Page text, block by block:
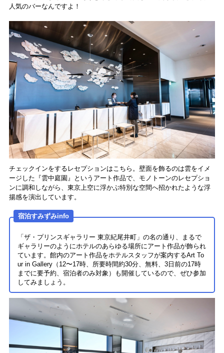
人気のバーなんですよ！
チェックインをするレセプションはこちら。壁面を飾るのは雲をイメ
ージした『雲中庭園』というアート作品で、モノトーンのレセプショ
ンに調和しながら、東京上空に浮かぶ特別な空間へ招かれたような浮
揚感を演出しています。
宿泊すみずみinfo
「ザ・プリンスギャラリー 東京紀尾井町」の名の通り、まるで
ギャラリーのようにホテルのあらゆる場所にアート作品が飾られ
ています。館内のアート作品をホテルスタッフが案内するArt To
ur in Gallery（12〜17時、所要時間約30分、無料、3日前の17時
までに要予約、宿泊者のみ対象）も開催しているので、ぜひ参加
してみましょう。